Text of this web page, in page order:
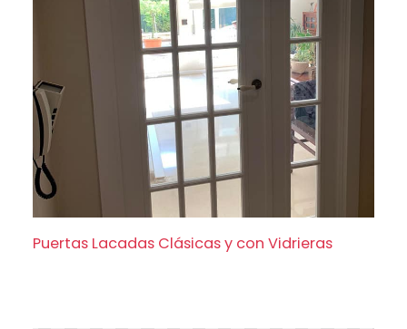
Puertas Lacadas Clásicas y con Vidrieras